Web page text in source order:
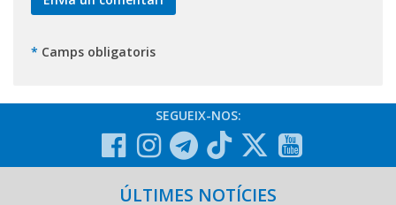
* Camps obligatoris
SEGUEIX-NOS:
ÚLTIMES NOTÍCIES